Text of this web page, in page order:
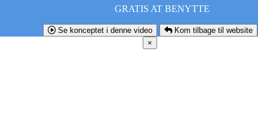
GRATIS AT BENYTTE
Se konceptet i denne video
Kom tilbage til website
×